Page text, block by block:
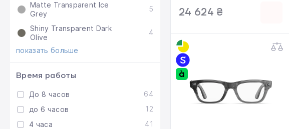
Matte Transparent Ice
Grey
5
Shiny Transparent Dark
Olive
4
показать больше
Время работы
До 8 часов
64
до 6 часов
12
4 часа
41
24 624 ₴